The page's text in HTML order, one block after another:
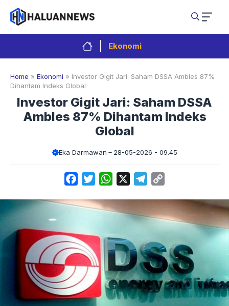
Langsung
isi
Ekonomi
Home » Ekonomi » Investor Gigit Jari: Saham DSSA Ambles 87%
Dihantam Indeks Global
Investor Gigit Jari: Saham DSSA
Ambles 87% Dihantam Indeks
Global
Eka Darmawan 28-05-2026 - 09.45
FacebookTwitterWhatsApp Telegram